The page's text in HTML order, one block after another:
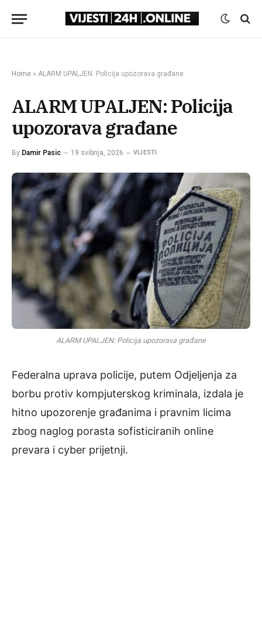
Home » ALARM UPALJEN: Policija upozorava građane
ALARM UPALJEN: Policija
upozorava građane
By Damir Pasic 19 svibnja, 2026 VIJESTI
ALARM UPALJEN: Policija upozorava građane
Federalna uprava policije, putem Odjeljenja za
borbu protiv kompjuterskog kriminala, izdala je
hitno upozorenje građanima i pravnim licima
zbog naglog porasta sofisticiranih online
prevara i cyber prijetnji.